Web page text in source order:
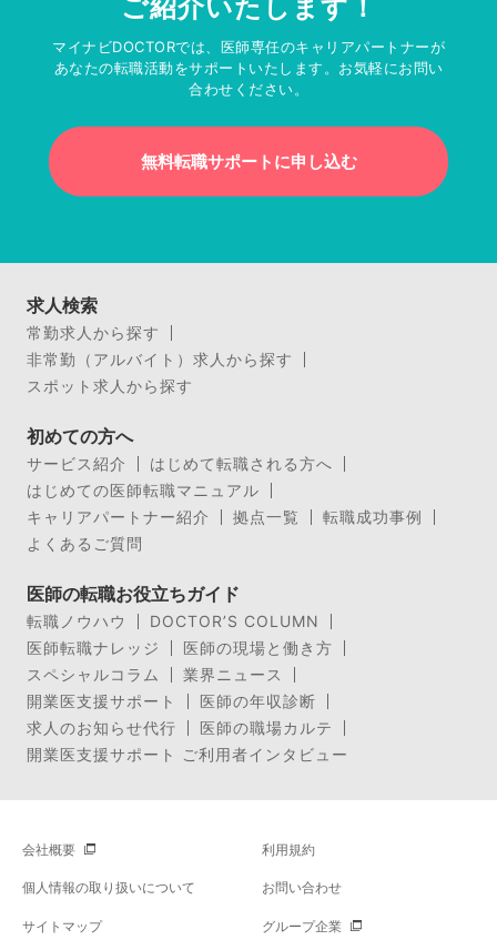
ご紹介いたします！
マイナビDOCTORでは、医師専任のキャリアパートナーが
あなたの転職活動をサポートいたします。お気軽にお問い
合わせください。
無料転職サポートに申し込む
求人検索
常勤求人から探す
非常勤（アルバイト）求人から探す
スポット求人から探す
初めての方へ
サービス紹介
はじめて転職される方へ
はじめての医師転職マニュアル
キャリアパートナー紹介
拠点一覧
転職成功事例
よくあるご質問
医師の転職お役立ちガイド
転職ノウハウ
DOCTOR’S COLUMN
医師転職ナレッジ
医師の現場と働き方
スペシャルコラム
業界ニュース
開業医支援サポート
医師の年収診断
求人のお知らせ代行
医師の職場カルテ
開業医支援サポート ご利用者インタビュー
会社概要 利用規約
個人情報の取り扱いについて お問い合わせ
サイトマップ グループ企業